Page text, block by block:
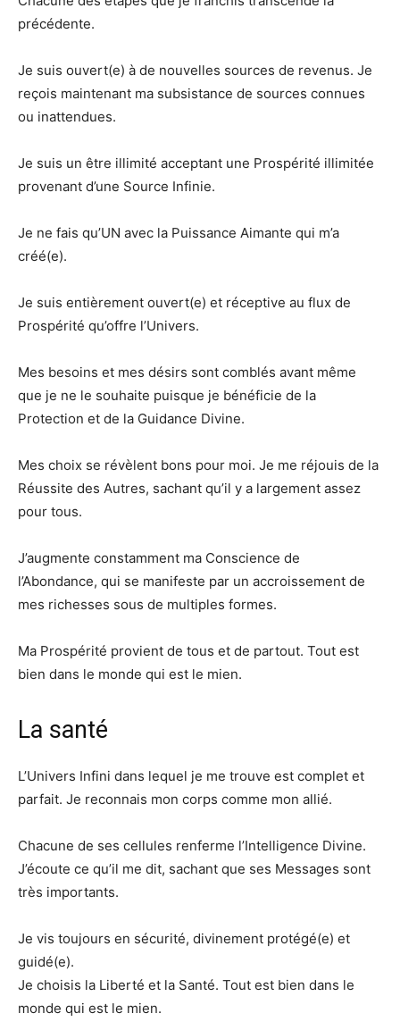
précédente.
Je suis ouvert(e) à de nouvelles sources de revenus. Je
reçois maintenant ma subsistance de sources connues
ou inattendues.
Je suis un être illimité acceptant une Prospérité illimitée
provenant d’une Source Infinie.
Je ne fais qu’UN avec la Puissance Aimante qui m’a
créé(e).
Je suis entièrement ouvert(e) et réceptive au flux de
Prospérité qu’offre l’Univers.
Mes besoins et mes désirs sont comblés avant même
que je ne le souhaite puisque je bénéficie de la
Protection et de la Guidance Divine.
Mes choix se révèlent bons pour moi. Je me réjouis de la
Réussite des Autres, sachant qu’il y a largement assez
pour tous.
J’augmente constamment ma Conscience de
l’Abondance, qui se manifeste par un accroissement de
mes richesses sous de multiples formes.
Ma Prospérité provient de tous et de partout. Tout est
bien dans le monde qui est le mien.
La santé
L’Univers Infini dans lequel je me trouve est complet et
parfait. Je reconnais mon corps comme mon allié.
Chacune de ses cellules renferme l’Intelligence Divine.
J’écoute ce qu’il me dit, sachant que ses Messages sont
très importants.
Je vis toujours en sécurité, divinement protégé(e) et
guidé(e).
Je choisis la Liberté et la Santé. Tout est bien dans le
monde qui est le mien.